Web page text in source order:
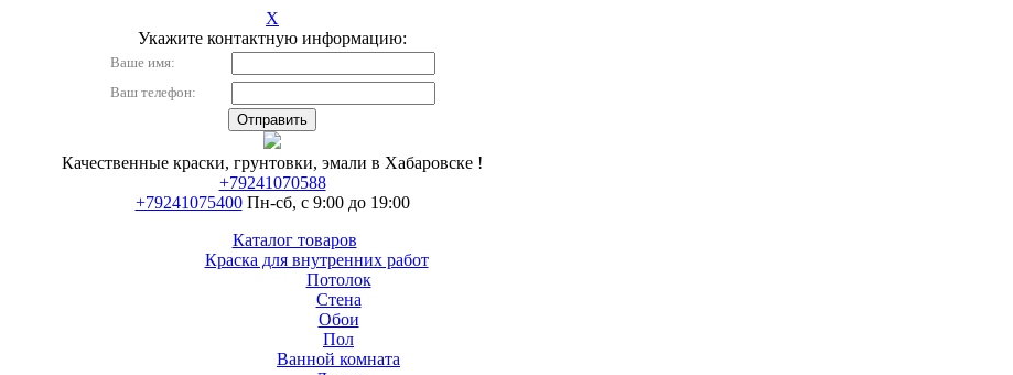
X
Укажите контактную информацию:
Ваше имя:
Ваш телефон:
Качественные краски, грунтовки, эмали в Хабаровске !
+79241070588
+79241075400 Пн-сб, с 9:00 до 19:00
Каталог товаров
Краска для внутренних работ
Потолок
Стена
Обои
Пол
Ванной комната